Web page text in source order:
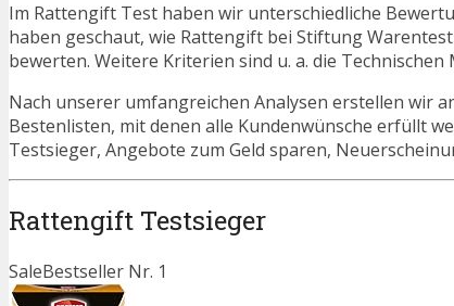
Im Rattengift Test haben wir unterschiedliche
haben geschaut, wie Rattengift bei Stiftung
bewerten. Weitere Kriterien sind u. a. die
Nach unserer umfangreichen Analysen erstellen wir
Bestenlisten, mit denen alle Kundenwünsche erfüllt
Testsieger, Angebote zum Geld sparen,
Rattengift Testsieger
SaleBestseller Nr. 1